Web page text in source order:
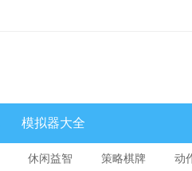
模拟器大全
休闲益智 策略棋牌 动